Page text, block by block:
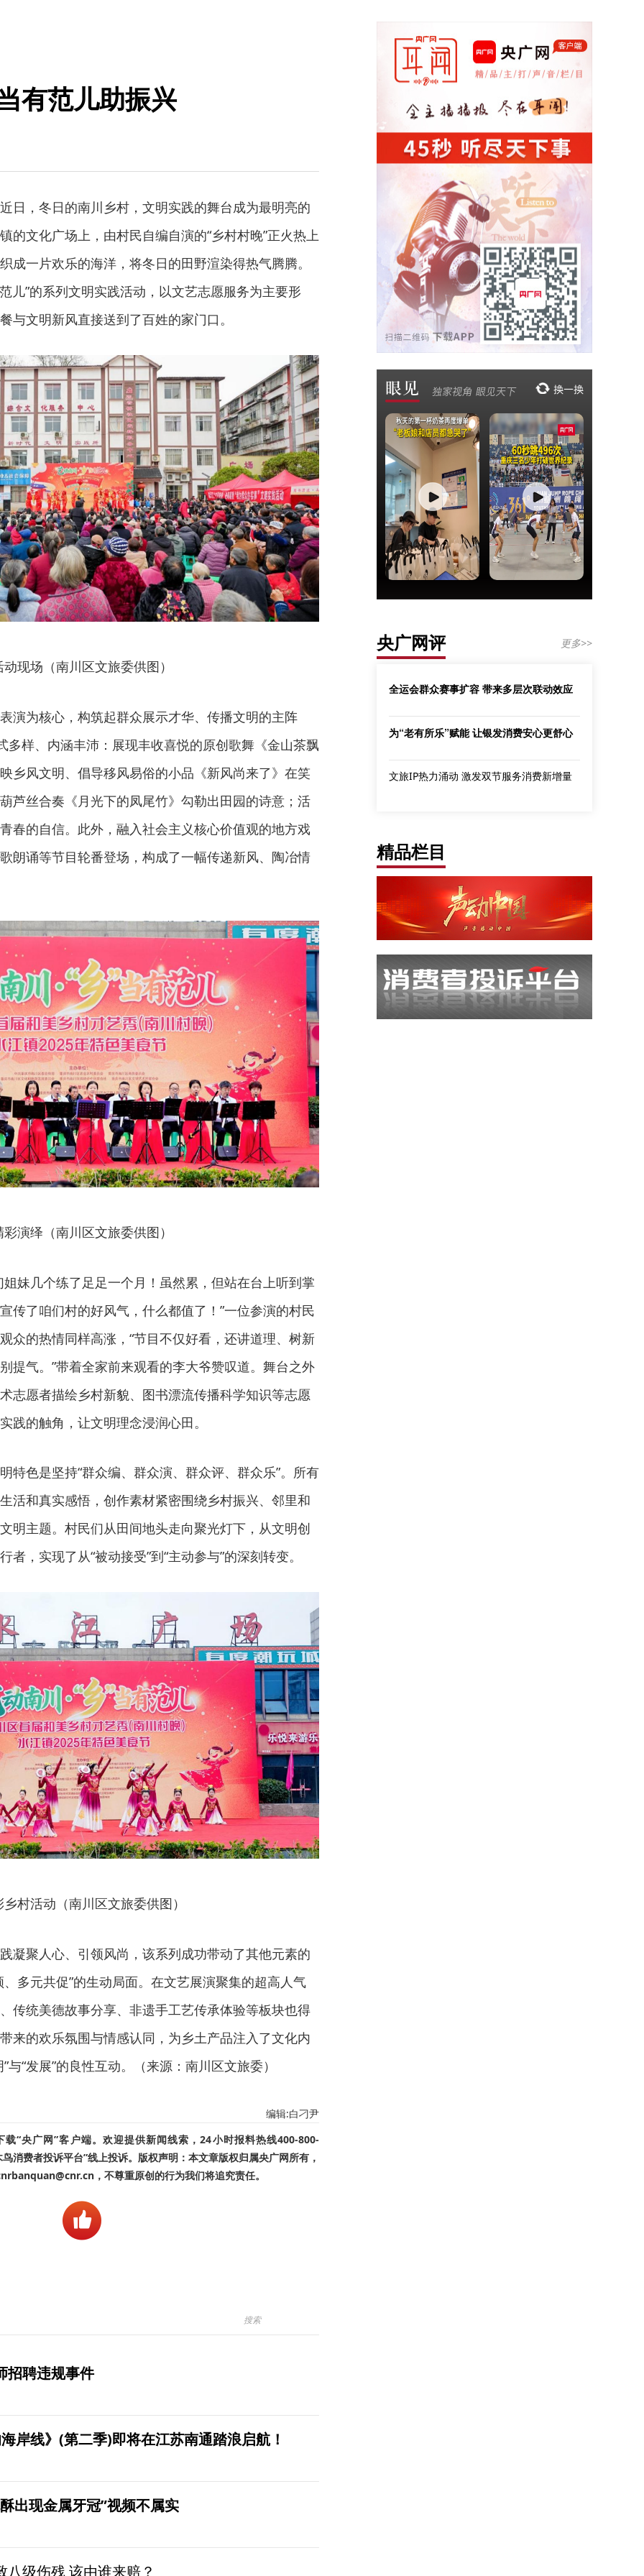
有范儿助振兴
日，冬日的南川乡村，文明实践的舞台成为最明亮的
的文化广场上，由村民自编自演的“乡村村晚”正火热上
成一片欢乐的海洋，将冬日的田野渲染得热气腾腾。
范儿”的系列文明实践活动，以文艺志愿服务为主要形
与文明新风直接送到了百姓的家门口。
动现场（南川区文旅委供图）
演为核心，构筑起群众展示才华、传播文明的主阵
多样、内涵丰沛：展现丰收喜悦的原创歌舞《金山茶飘
乡风文明、倡导移风易俗的小品《新风尚来了》在笑
芦丝合奏《月光下的凤尾竹》勾勒出田园的诗意；活
春的自信。此外，融入社会主义核心价值观的地方戏
朗诵等节目轮番登场，构成了一幅传递新风、陶冶情
彩演绎（南川区文旅委供图）
妹几个练了足足一个月！虽然累，但站在台上听到掌
传了咱们村的好风气，什么都值了！”一位参演的村民
众的热情同样高涨，“节目不仅好看，还讲道理、树新
提气。”带着全家前来观看的李大爷赞叹道。舞台之外
志愿者描绘乡村新貌、图书漂流传播科学知识等志愿
践的触角，让文明理念浸润心田。
特色是坚持“群众编、群众演、群众评、群众乐”。所有
活和真实感悟，创作素材紧密围绕乡村振兴、邻里和
明主题。村民们从田间地头走向聚光灯下，从文明创
，实现了从“被动接受”到“主动参与”的深刻转变。
乡村活动（南川区文旅委供图）
凝聚人心、引领风尚，该系列成功带动了其他元素的
多元共促”的生动局面。在文艺展演聚集的超高人气
传统美德故事分享、非遗手工艺传承体验等板块也得
来的欢乐氛围与情感认同，为乡土产品注入了文化内
与“发展”的良性互动。（来源：南川区文旅委）
编辑:白刁尹
“央广网”客户端。欢迎提供新闻线索，24小时报料热线400-800-
消费者投诉平台”线上投诉。版权声明：本文章版权归属央广网所有，
，不尊重原创的行为我们将追究责任。
招聘违规事件
岸线》(第二季)即将在江苏南通踏浪启航！
出现金属牙冠”视频不属实
级伤残 该由谁来赔？
央广网评 更多>>
全运会群众赛事扩容 带来多层次联动效应
为“老有所乐”赋能 让银发消费安心更舒心
文旅IP热力涌动 激发双节服务消费新增量
精品栏目